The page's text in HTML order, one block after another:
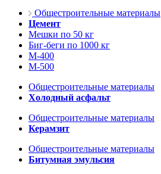
Общестроительные материалы
Цемент
Мешки по 50 кг
Биг-беги по 1000 кг
М-400
М-500
Общестроительные материалы
Холодный асфальт
Общестроительные материалы
Керамзит
Общестроительные материалы
Битумная эмульсия